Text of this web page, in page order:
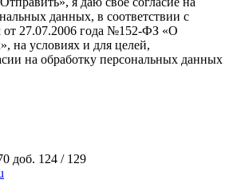
данных, в соответствии с
от 27.07.2006 года №152-ФЗ «О
на условиях и для целей,
на обработку персональных данных
доб. 124 / 129